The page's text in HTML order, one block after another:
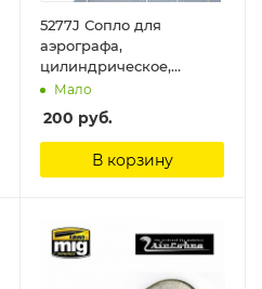
5277J Сопло для
аэрографа,
цилиндрическое,
диаметр 0,8 мм Jas
Мало
200 руб.
В корзину